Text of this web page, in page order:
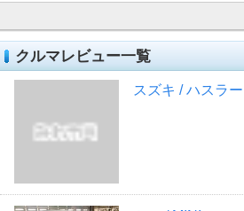
クルマレビュー一覧
スズキ / ハスラー